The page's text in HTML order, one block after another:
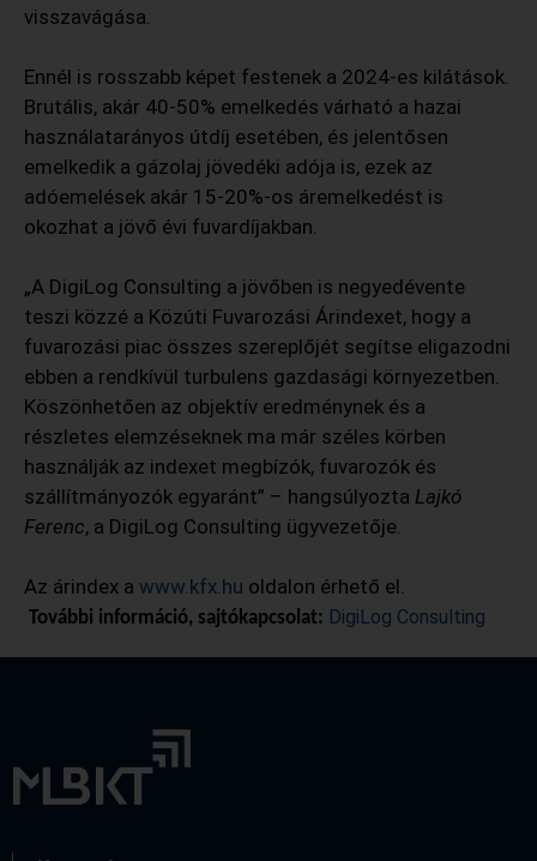
visszavágása.
Ennél is rosszabb képet festenek a 2024-es kilátások.
Brutális, akár 40-50% emelkedés várható a hazai
használatarányos útdíj esetében, és jelentősen
emelkedik a gázolaj jövedéki adója is, ezek az
adóemelések akár 15-20%-os áremelkedést is
okozhat a jövő évi fuvardíjakban.
„A DigiLog Consulting a jövőben is negyedévente
teszi közzé a Közúti Fuvarozási Árindexet, hogy a
fuvarozási piac összes szereplőjét segítse eligazodni
ebben a rendkívül turbulens gazdasági környezetben.
Köszönhetően az objektív eredménynek és a
részletes elemzéseknek ma már széles körben
használják az indexet megbízók, fuvarozók és
szállítmányozók egyaránt” – hangsúlyozta Lajkó
Ferenc, a DigiLog Consulting ügyvezetője.
Az árindex a www.kfx.hu oldalon érhető el.
További információ, sajtókapcsolat: DigiLog Consulting